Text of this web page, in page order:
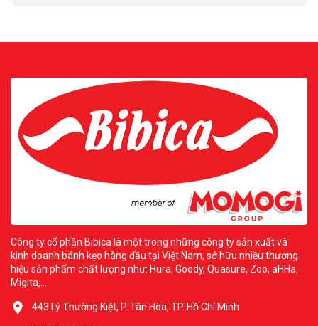
Công ty cổ phần Bibica là một trong những công ty sản xuất và
kinh doanh bánh kẹo hàng đầu tại Việt Nam, sở hữu nhiều thương
hiệu sản phẩm chất lượng như: Hura, Goody, Quasure, Zoo, aHHa,
Migita,...
443 Lý Thường Kiệt, P. Tân Hòa, TP. Hồ Chí Minh